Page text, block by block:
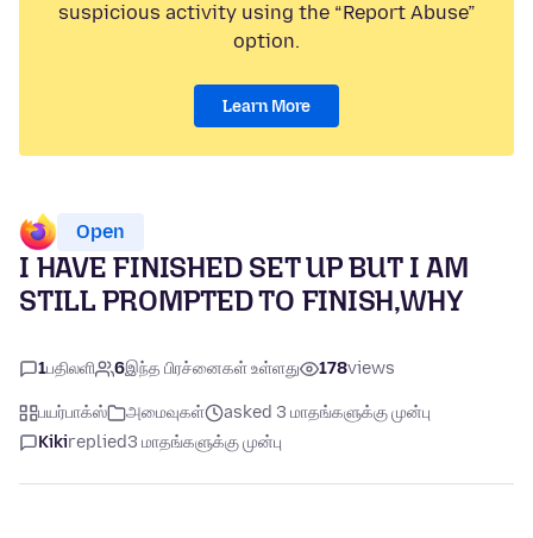
suspicious activity using the “Report Abuse”
option.
Learn More
Open
I HAVE FINISHED SET UP BUT I AM
STILL PROMPTED TO FINISH,WHY
1பதிலளி 6இந்த பிரச்னைகள் உள்ளது 178views
பயர்பாக்ஸ் அமைவுகள்
asked 3 மாதங்களுக்கு முன்பு
Kikireplied3 மாதங்களுக்கு முன்பு